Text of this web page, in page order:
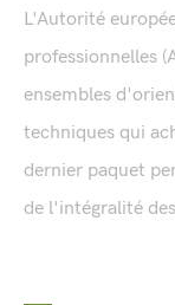
L'Autorité
professionnelles
ensembles
techniques qui
dernier paquet
de l'intégralité